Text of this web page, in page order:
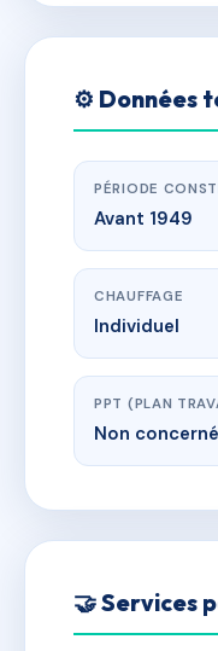
⚙️ Données
PÉRIODE
Avant 1949
CHAUFFAGE
Individuel
PPT (PLAN
Non concerné
🤝 Services